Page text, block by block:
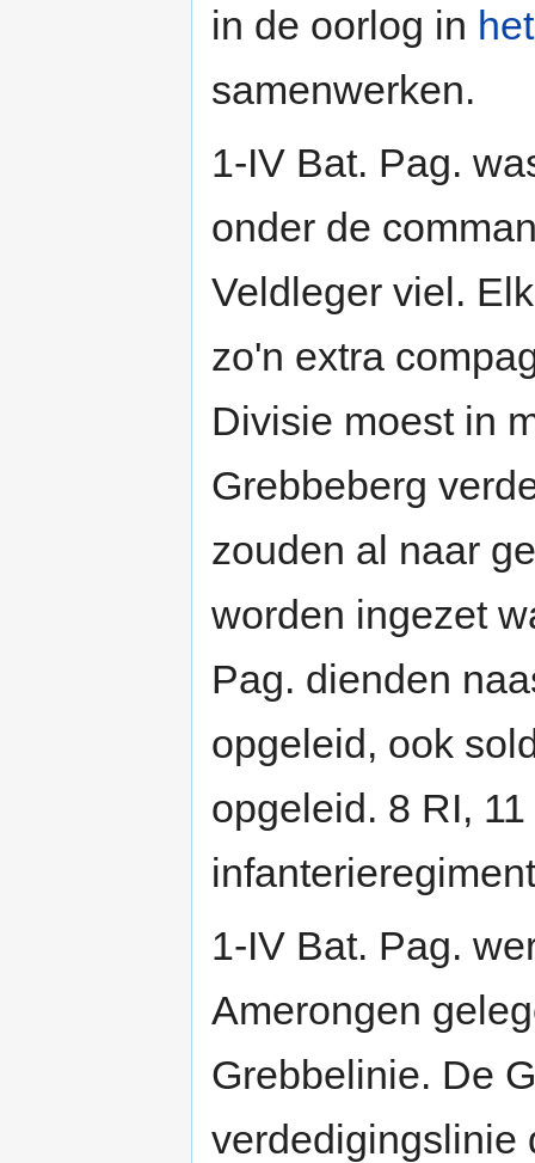
in de oorlog in
samenwerken.
1-IV Bat. Pag.
onder de
Veldleger viel.
zo'n extra
Divisie moest in
Grebbeberg
zouden al naar
worden ingezet
Pag. dienden
opgeleid, ook
opgeleid. 8 RI,
1-IV Bat. Pag.
Amerongen
Grebbelinie. De
verdedigingslinie